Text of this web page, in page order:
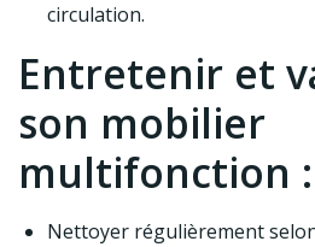
circulation.
Entretenir et
son mobilier
multifonction :
Nettoyer régulièrement